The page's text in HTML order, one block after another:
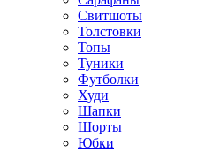
Свитшоты
Толстовки
Топы
Туники
Футболки
Худи
Шапки
Шорты
Юбки